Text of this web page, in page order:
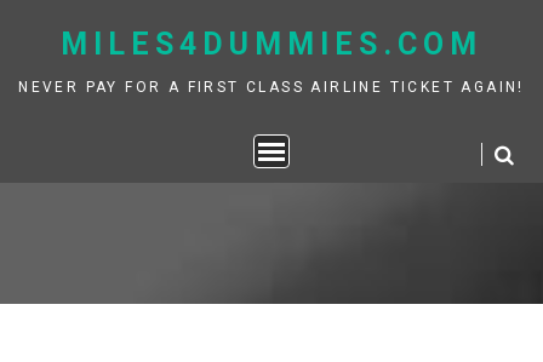
to
MILES4DUMMIES.COM
NEVER PAY FOR A FIRST CLASS AIRLINE TICKET AGAIN!